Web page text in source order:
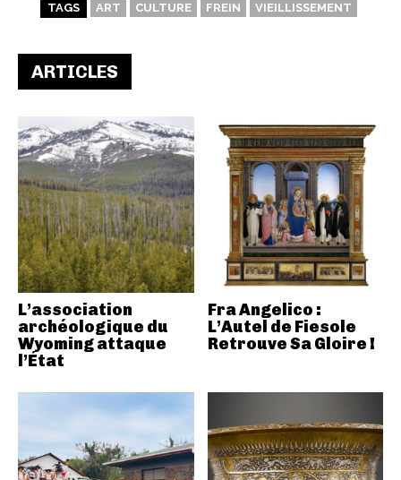
TAGS ART CULTURE FREIN VIEILLISSEMENT
ARTICLES
L’association
archéologique du
Wyoming attaque
l’État
Fra Angelico :
L’Autel de Fiesole
Retrouve Sa Gloire !